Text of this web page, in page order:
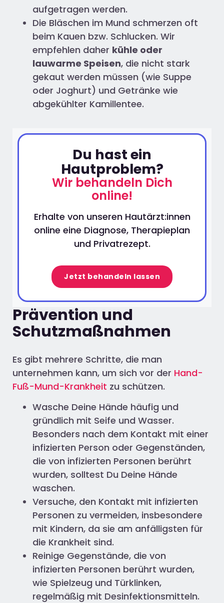
aufgetragen werden.
Die Bläschen im Mund schmerzen oft
beim Kauen bzw. Schlucken. Wir
empfehlen daher kühle oder
lauwarme Speisen, die nicht stark
gekaut werden müssen (wie Suppe
oder Joghurt) und Getränke wie
abgekühlter Kamillentee.
Du hast ein
Hautproblem?
Wir behandeln Dich
online!
Erhalte von unseren Hautärzt:innen
online eine Diagnose, Therapieplan
und Privatrezept.
Jetzt behandeln lassen
Prävention und
Schutzmaßnahmen
Es gibt mehrere Schritte, die man
unternehmen kann, um sich vor der Hand-
Fuß-Mund-Krankheit zu schützen.
Wasche Deine Hände häufig und
gründlich mit Seife und Wasser.
Besonders nach dem Kontakt mit einer
infizierten Person oder Gegenständen,
die von infizierten Personen berührt
wurden, solltest Du Deine Hände
waschen.
Versuche, den Kontakt mit infizierten
Personen zu vermeiden, insbesondere
mit Kindern, da sie am anfälligsten für
die Krankheit sind.
Reinige Gegenstände, die von
infizierten Personen berührt wurden,
wie Spielzeug und Türklinken,
regelmäßig mit Desinfektionsmitteln.